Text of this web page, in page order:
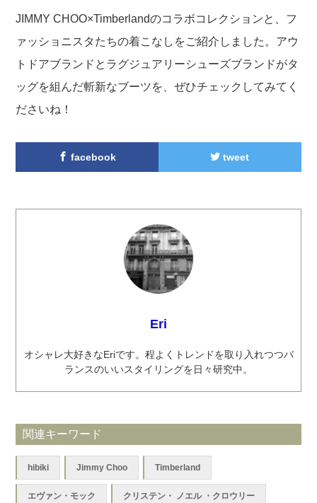
JIMMY CHOO×Timberlandのコラボコレクションと、フ
ァッショニスタたちの着こなしをご紹介しました。アウ
トドアブランドとラグジュアリーシューズブランドがタ
ッグを組んだ斬新なブーツを、ぜひチェックしてみてく
ださいね！
facebook tweet
Eri
オシャレ大好きなEriです。程よくトレンドを取り入れつつバ
ランスのいいスタイリングを日々研究中。
関連キーワード
hibiki Jimmy Choo Timberland
エヴァン・モック クリステン・ ノエル ・クロウリー